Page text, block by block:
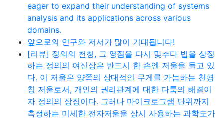
eager to expand their understanding of systems
analysis and its applications across various
domains.
앞으로의 연구와 저서가 많이 기대됩니다!
[리뷰] 정의의 천칭, 그 영점을 다시 맞추다 법을 상징
하는 정의의 여신상은 반드시 한 손엔 저울을 들고 있
다. 이 저울은 양쪽의 상대적인 무게를 가늠하는 천평
칭 저울로서, 개인의 권리관계에 대한 다툼의 해결이
자 정의의 상징이다. 그러나 마이크로그램 단위까지
측정하는 미세한 전자저울을 상시 사용하는 과학도가